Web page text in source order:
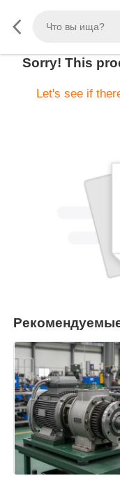
Sorry! This
Let's see if